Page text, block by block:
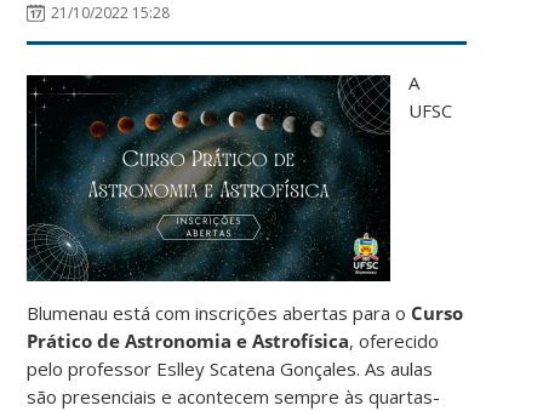
21/10/2022 15:28
A
UFSC
Blumenau está com inscrições abertas para o Curso
Prático de Astronomia e Astrofísica, oferecido
pelo professor Eslley Scatena Gonçales. As aulas
são presenciais e acontecem sempre às quartas-